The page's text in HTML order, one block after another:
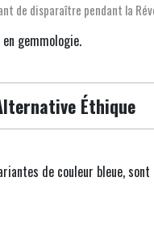
de disparaître pendant la
gemmologie.
Éthique
de couleur bleue,